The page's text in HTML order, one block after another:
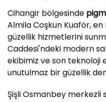
Cihangir bölgesinde
Almila Coşkun Kuaför,
güzellik hizmetlerini
Caddesi'ndeki modern
ekibimiz ve son teknoloji
unutulmaz bir güzellik
Şişli Osmanbey merkezli